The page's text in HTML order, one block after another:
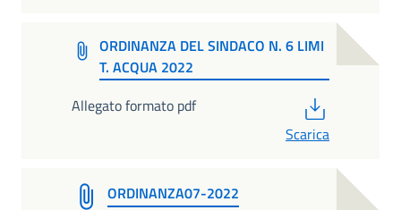
ORDINANZA DEL SINDACO N. 6 LIMI
T. ACQUA 2022
Allegato formato pdf
Scarica
ORDINANZA07-2022